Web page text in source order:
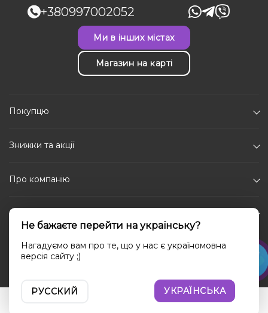
+380997002052
Ми в інших містах
Магазин на карті
Покупцю
Знижки та акції
Про компанію
Каталог
Соціальні мережі
Не бажаєте перейти на українську?
Нагадуємо вам про те, що у нас є україномовна
версія сайту ;)
РУССКИЙ УКРАЇНСЬКА